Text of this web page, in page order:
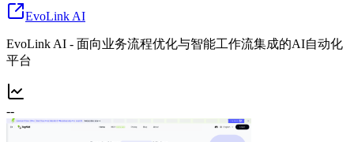
EvoLink AI
EvoLink AI - 面向业务流程优化与智能工作流集成的AI自动化
平台
--